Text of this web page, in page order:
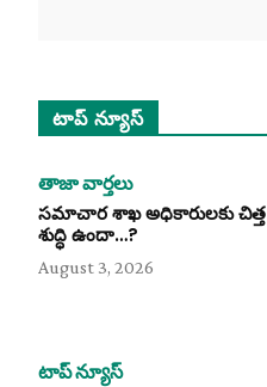
టాప్ న్యూస్
తాజా వార్తలు
సమాచార శాఖ అధికారులకు చిత్త
శుద్ధి ఉందా…?
August 3, 2026
టాప్ న్యూస్